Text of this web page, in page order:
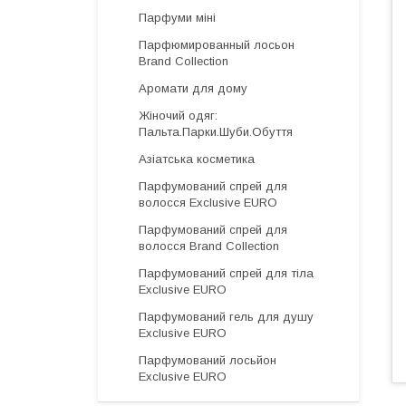
Парфуми міні
Парфюмированный лосьон
Brand Collection
Аромати для дому
Жіночий одяг:
Пальта.Парки.Шуби.Обуття
Азіатська косметика
Парфумований спрей для
волосся Exclusive EURO
Парфумований спрей для
волосся Brand Collection
Парфумований спрей для тіла
Exclusive EURO
Парфумований гель для душу
Exclusive EURO
Парфумований лосьйон
Exclusive EURO